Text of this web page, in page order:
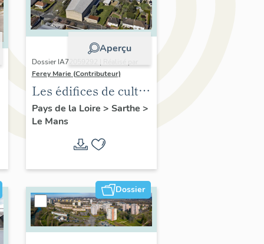
Aperçu
Dossier IA72059292 | Réalisé par
Ferey Marie (Contributeur)
Les édifices de culte
du XXe siècle au
Mans
Pays de la Loire > Sarthe >
Le Mans
Dossier